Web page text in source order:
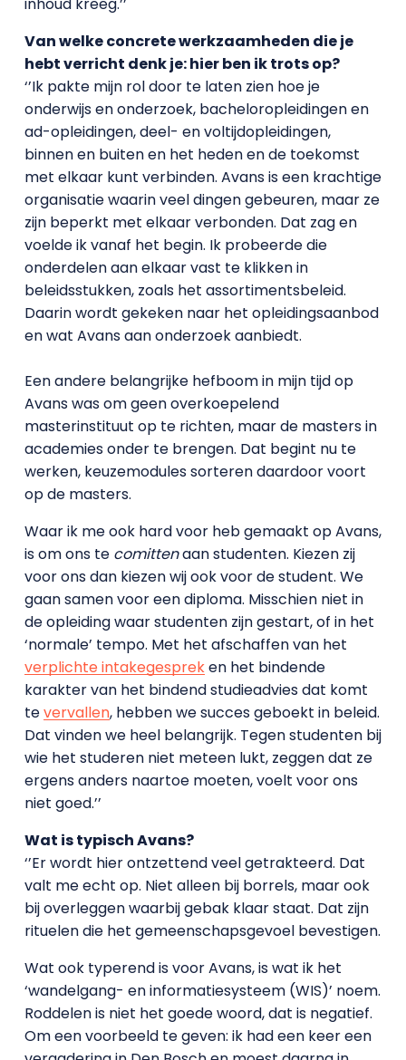
inhoud kreeg.’’
Van welke concrete werkzaamheden die je
hebt verricht denk je: hier ben ik trots op?
‘’Ik pakte mijn rol door te laten zien hoe je
onderwijs en onderzoek, bacheloropleidingen en
ad-opleidingen, deel- en voltijdopleidingen,
binnen en buiten en het heden en de toekomst
met elkaar kunt verbinden. Avans is een krachtige
organisatie waarin veel dingen gebeuren, maar ze
zijn beperkt met elkaar verbonden. Dat zag en
voelde ik vanaf het begin. Ik probeerde die
onderdelen aan elkaar vast te klikken in
beleidsstukken, zoals het assortimentsbeleid.
Daarin wordt gekeken naar het opleidingsaanbod
en wat Avans aan onderzoek aanbiedt.
Een andere belangrijke hefboom in mijn tijd op
Avans was om geen overkoepelend
masterinstituut op te richten, maar de masters in
academies onder te brengen. Dat begint nu te
werken, keuzemodules sorteren daardoor voort
op de masters.
Waar ik me ook hard voor heb gemaakt op Avans,
is om ons te comittenaan studenten. Kiezen zij
voor ons dan kiezen wij ook voor de student. We
gaan samen voor een diploma. Misschien niet in
de opleiding waar studenten zijn gestart, of in het
‘normale’ tempo. Met het afschaffen van het
verplichte intakegespreken het bindende
karakter van het bindend studieadvies dat komt
tevervallen, hebben we succes geboekt in beleid.
Dat vinden we heel belangrijk. Tegen studenten bij
wie het studeren niet meteen lukt, zeggen dat ze
ergens anders naartoe moeten, voelt voor ons
niet goed.’’
Wat is typisch Avans?
‘’Er wordt hier ontzettend veel getrakteerd. Dat
valt me echt op. Niet alleen bij borrels, maar ook
bij overleggen waarbij gebak klaar staat. Dat zijn
rituelen die het gemeenschapsgevoel bevestigen.
Wat ook typerend is voor Avans, is wat ik het
‘wandelgang- en informatiesysteem (WIS)’ noem.
Roddelen is niet het goede woord, dat is negatief.
Om een voorbeeld te geven: ik had een keer een